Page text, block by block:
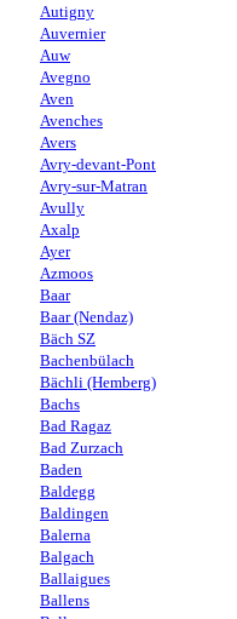
Autigny
Auvernier
Auw
Avegno
Aven
Avenches
Avers
Avry-devant-Pont
Avry-sur-Matran
Avully
Axalp
Ayer
Azmoos
Baar
Baar (Nendaz)
Bäch SZ
Bachenbülach
Bächli (Hemberg)
Bachs
Bad Ragaz
Bad Zurzach
Baden
Baldegg
Baldingen
Balerna
Balgach
Ballaigues
Ballens